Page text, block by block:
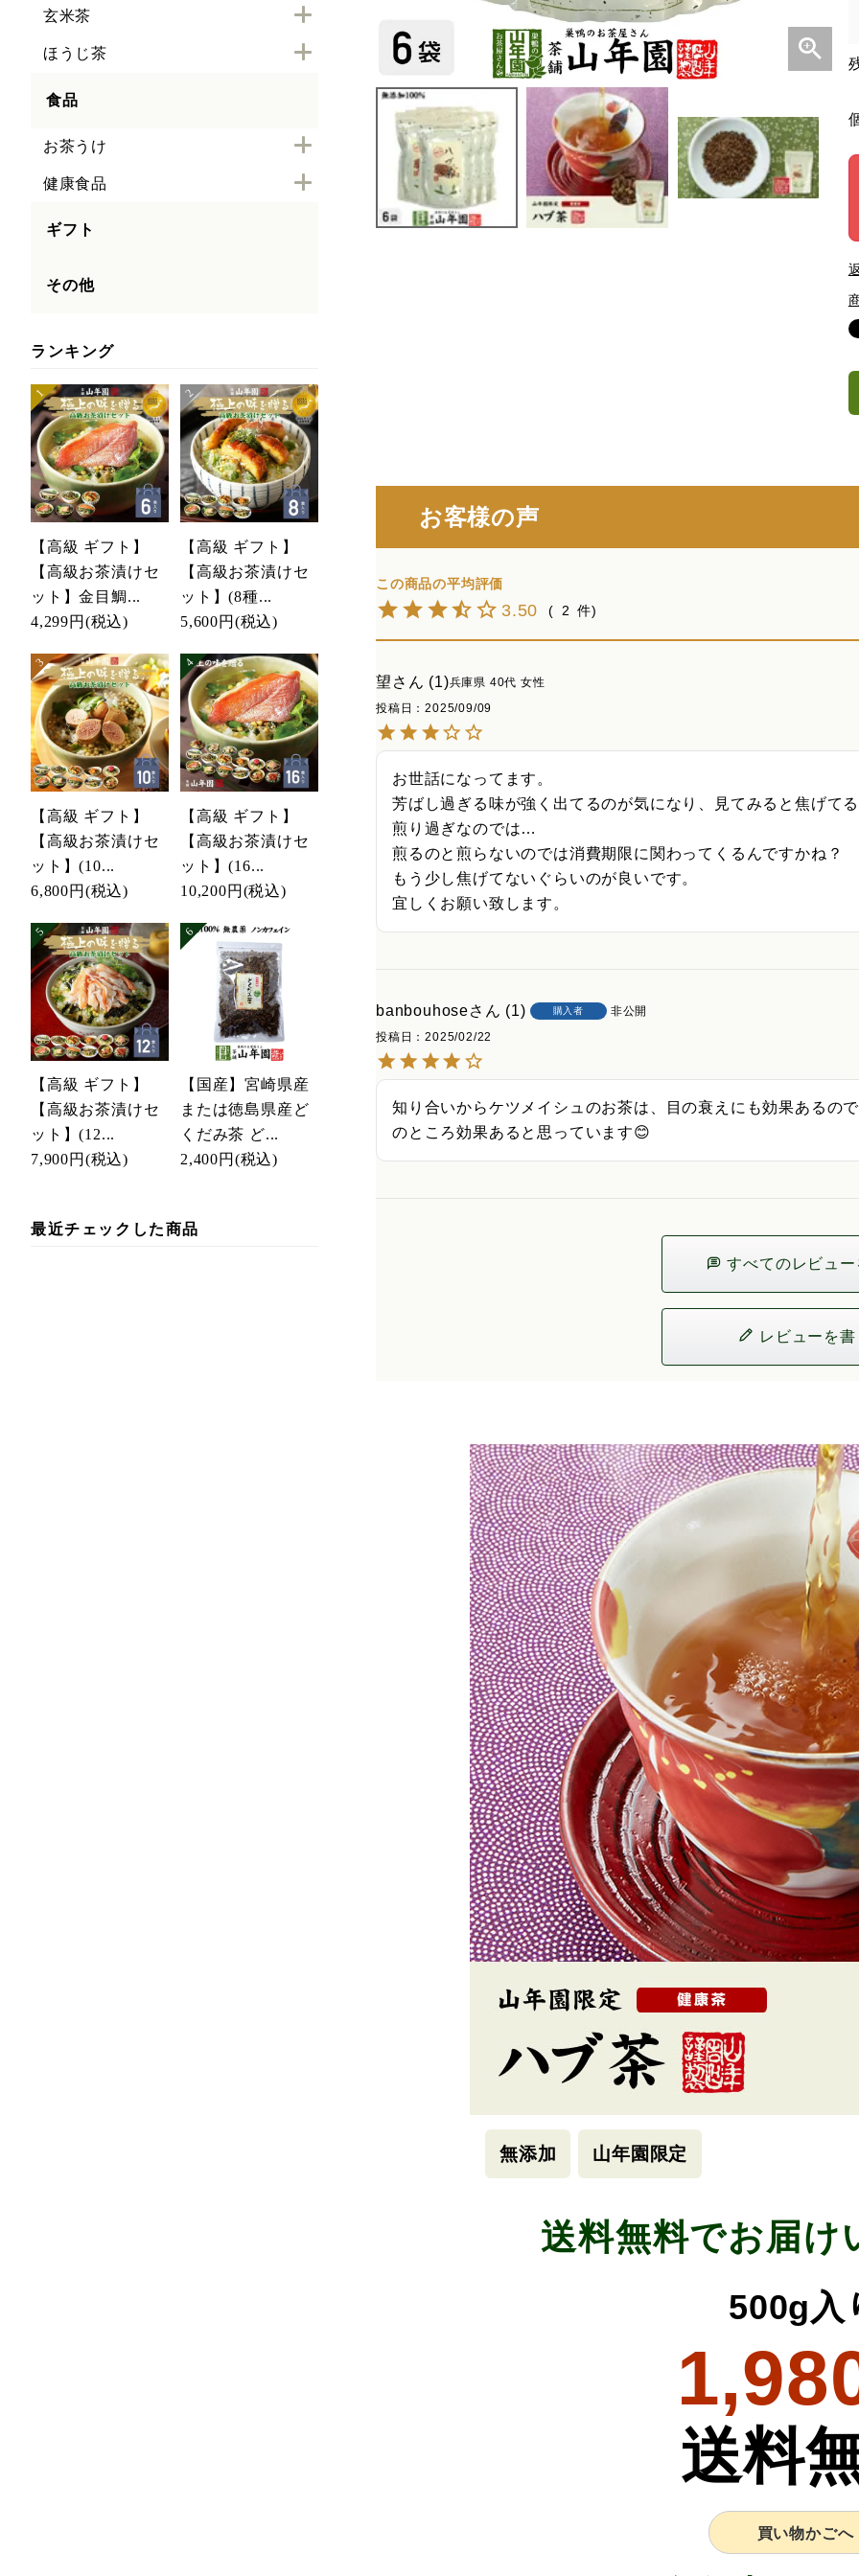
玄米茶
ほうじ茶
食品
お茶うけ
健康食品
ギフト
その他
ランキング
【高級 ギフト】
【高級お茶漬けセ
ット】金目鯛...
4,299円 (税込)
【高級 ギフト】
【高級お茶漬けセ
ット】(8種...
5,600円 (税込)
【高級 ギフト】
【高級お茶漬けセ
ット】(10...
6,800円 (税込)
【高級 ギフト】
【高級お茶漬けセ
ット】(16...
10,200円 (税込)
【高級 ギフト】
【高級お茶漬けセ
ット】(12...
7,900円 (税込)
【国産】宮崎県産
または徳島県産ど
くだみ茶 ど...
2,400円 (税込)
最近チェックした商品
お客様の声
3.50 2
望 1 兵庫県 40代 女性
投稿日
2025/09/09
お世話になってます。
芳ばし過ぎる味が強く出てるのが気になり、見てみると焦げて
煎り過ぎなのでは…
煎るのと煎らないのでは消費期限に関わってくるんですかね？
もう少し焦げてないぐらいのが良いです。
banbouhose 1 購入者
非公開
投稿日
2025/02/22
知り合いからケツメイシュのお茶は、目の衰えにも効果あるの
のところ効果あると思っています😊
すべてのレビュ
レビューを書
無添加 山年園限定
送料無料でお届け
500g入
送料
買い物かごへ